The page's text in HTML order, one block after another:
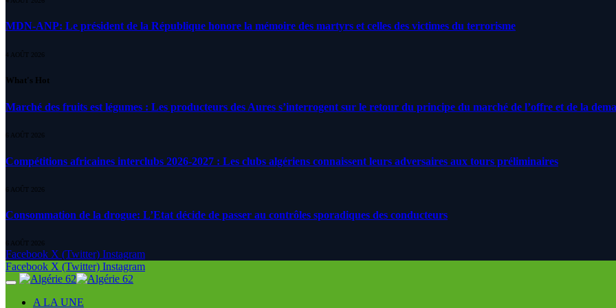
MDN-ANP: Le président de la République honore la mémoire des martyrs et celles des victimes du terrorisme
4 AOÛT 2026
What's Hot
Marché des fruits est légumes : Les producteurs des Aures s’interrogent sur le retour du principe du marché de l’offre et de la
6 AOÛT 2026
Compétitions africaines interclubs 2026-2027 : Les clubs algériens connaissent leurs adversaires aux tours préliminaires
6 AOÛT 2026
Consommation de la drogue: L’Etat décide de passer au contrôles sporadiques des conducteurs
6 AOÛT 2026
Facebook X (Twitter) Instagram
Facebook X (Twitter) Instagram
A LA UNE